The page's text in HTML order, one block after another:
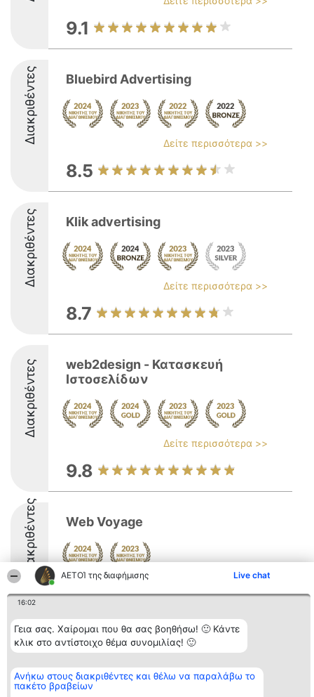
ΑΕΤΟΊ της διαφήμισης Live chat
16:02
Γεια σας. Χαίρομαι που θα σας βοηθήσω! 🙂 Κάντε
κλικ στο αντίστοιχο θέμα συνομιλίας! 🙂
Ανήκω στους διακριθέντες και θέλω να παραλάβω το
πακέτο βραβείων
9.1
Διακριθέντες Bluebird Advertising
Δείτε περισσότερα >>
8.5
Διακριθέντες Klik advertising
Δείτε περισσότερα >>
8.7
Διακριθέντες
web2design - Κατασκευή
Ιστοσελίδων
Δείτε περισσότερα >>
9.8
Διακριθέντες Web Voyage
8.5
Διοργανωτής της
κατάταξης
Μονοπρόσωπη ΙΚΕ
ΤΗΛ. ΕΠΙΚΟΙΝΩΝΙΑΣ:
2104128019
Κατάταξη
Διακριθέντες
διακριθέντων
Επικοινωνία